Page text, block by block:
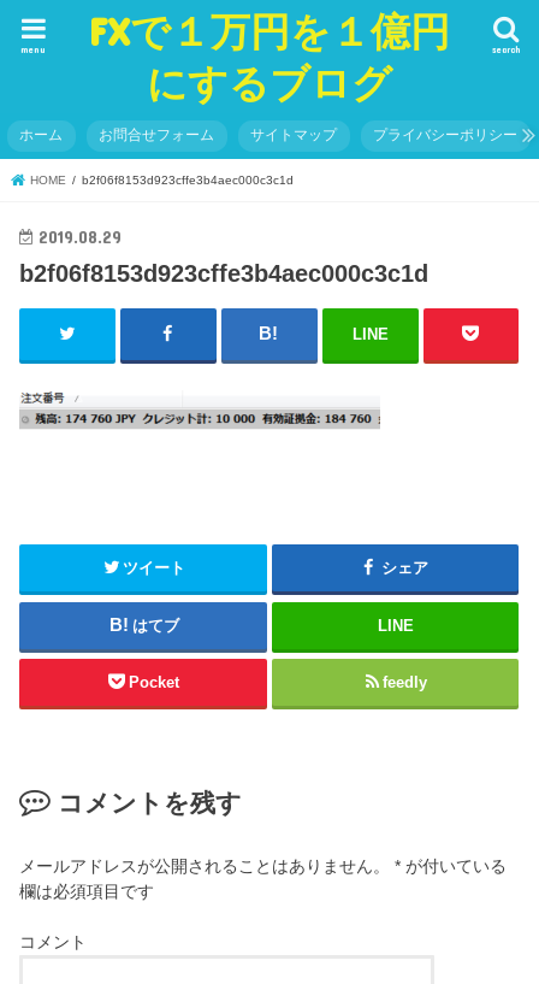
FXで１万円を１億円
にするブログ
search
menu
ホーム お問合せフォーム サイトマップ プライバシーポリシー
HOME b2f06f8153d923cffe3b4aec000c3c1d
2019.08.29
b2f06f8153d923cffe3b4aec000c3c1d
LINE
ツイート シェア
はてブ LINE
Pocket feedly
コメントを残す
メールアドレスが公開されることはありません。 * が付いている
欄は必須項目です
コメント